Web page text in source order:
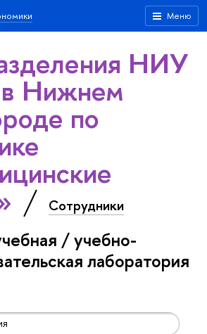
Меню
НИУ
Нижнем
по
Сотрудники
/ учебно-
лаборатория